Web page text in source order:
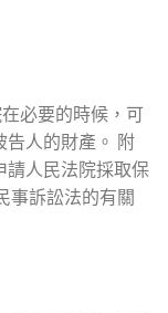
必要的時候，可
告人的財產。 附
請人民法院採取保
事訴訟法的有關